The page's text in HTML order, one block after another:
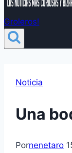
Groleros!
Noticia
Una
Pornenetaro